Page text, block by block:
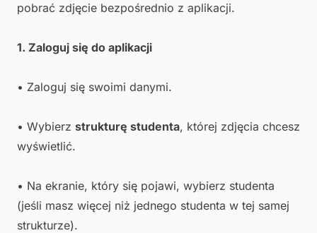
pobrać zdjęcie bezpośrednio z aplikacji.
1. Zaloguj się do aplikacji
• Zaloguj się swoimi danymi.
• Wybierz strukturę studenta, której zdjęcia chcesz
wyświetlić.
• Na ekranie, który się pojawi, wybierz studenta
(jeśli masz więcej niż jednego studenta w tej samej
strukturze).